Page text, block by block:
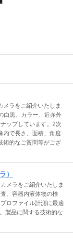
メラをご紹介いたしま
白黒、カラー、近赤外
ップしています。2次
内で長さ、面積、角度
術的なご質問等がござ
）
メラをご紹介いたしま
、容器内液体物の検
ロファイル計測に最適
製品に関する技術的な